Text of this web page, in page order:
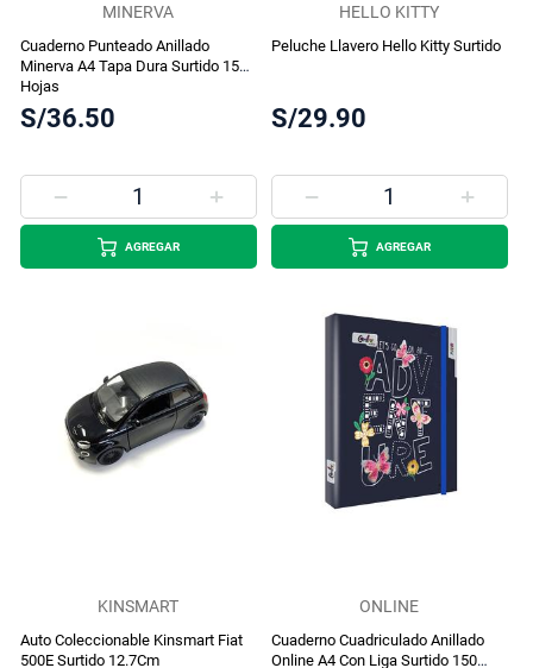
MINERVA
Cuaderno Punteado Anillado
Minerva A4 Tapa Dura Surtido 150
Hojas
S/36.50
AGREGAR
HELLO KITTY
Peluche Llavero Hello Kitty Surtido
S/29.90
AGREGAR
KINSMART
Auto Coleccionable Kinsmart Fiat
500E Surtido 12.7Cm
ONLINE
Cuaderno Cuadriculado Anillado
Online A4 Con Liga Surtido 150